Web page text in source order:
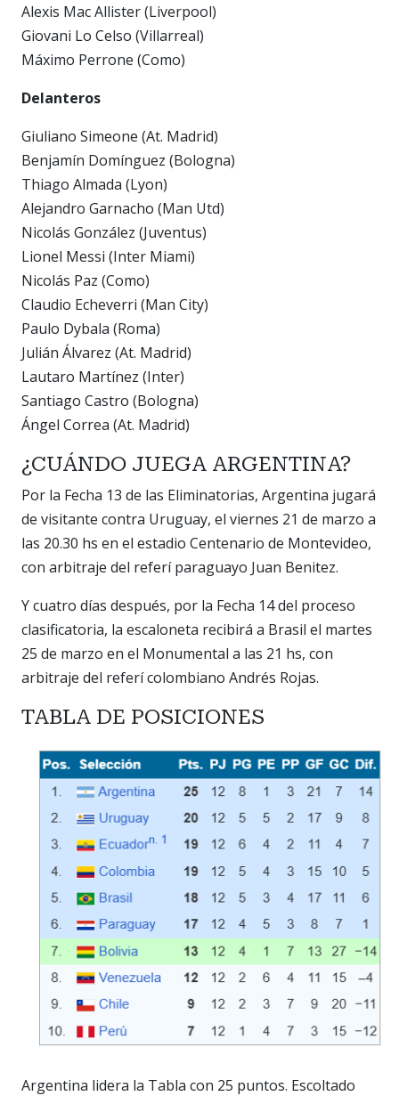
Alexis Mac Allister (Liverpool)
Giovani Lo Celso (Villarreal)
Máximo Perrone (Como)
Delanteros
Giuliano Simeone (At. Madrid)
Benjamín Domínguez (Bologna)
Thiago Almada (Lyon)
Alejandro Garnacho (Man Utd)
Nicolás González (Juventus)
Lionel Messi (Inter Miami)
Nicolás Paz (Como)
Claudio Echeverri (Man City)
Paulo Dybala (Roma)
Julián Álvarez (At. Madrid)
Lautaro Martínez (Inter)
Santiago Castro (Bologna)
Ángel Correa (At. Madrid)
¿CUÁNDO JUEGA ARGENTINA?
Por la Fecha 13 de las Eliminatorias, Argentina jugará
de visitante contra Uruguay, el viernes 21 de marzo a
las 20.30 hs en el estadio Centenario de Montevideo,
con arbitraje del referí paraguayo Juan Benitez.
Y cuatro días después, por la Fecha 14 del proceso
clasificatoria, la escaloneta recibirá a Brasil el martes
25 de marzo en el Monumental a las 21 hs, con
arbitraje del referí colombiano Andrés Rojas.
TABLA DE POSICIONES
Argentina lidera la Tabla con 25 puntos. Escoltado